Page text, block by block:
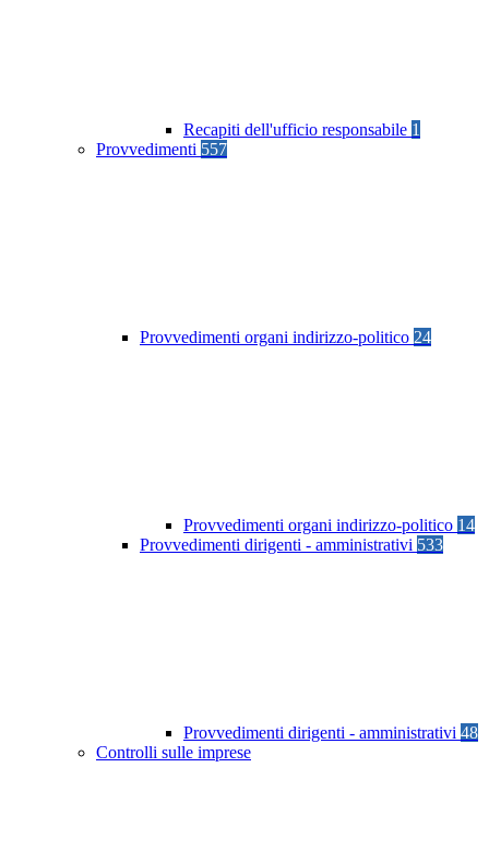
Recapiti dell'ufficio responsabile 1
Provvedimenti 557
Provvedimenti organi indirizzo-politico 24
Provvedimenti organi indirizzo-politico 14
Provvedimenti dirigenti - amministrativi 533
Provvedimenti dirigenti - amministrativi 48
Controlli sulle imprese